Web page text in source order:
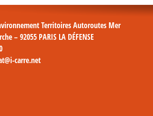
Territoires Autoroutes Mer
– 92055 PARIS LA DÉFENSE
carre.net